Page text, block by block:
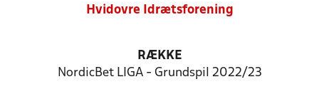
Hvidovre Idrætsforening
RÆKKE
NordicBet LIGA - Grundspil 2022/23